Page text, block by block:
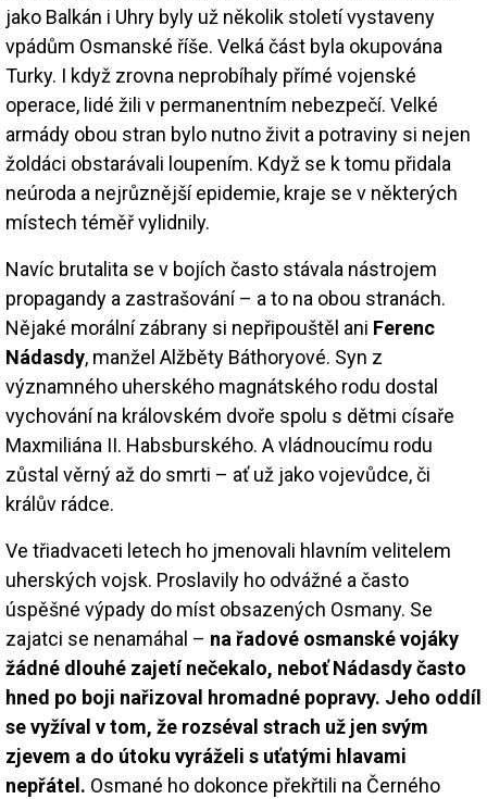
jako Balkán i Uhry byly už několik století vystaveny
vpádům Osmanské říše. Velká část byla okupována
Turky. I když zrovna neprobíhaly přímé vojenské
operace, lidé žili v permanentním nebezpečí. Velké
armády obou stran bylo nutno živit a potraviny si nejen
žoldáci obstarávali loupením. Když se k tomu přidala
neúroda a nejrůznější epidemie, kraje se v některých
místech téměř vylidnily.
Navíc brutalita se v bojích často stávala nástrojem
propagandy a zastrašování – a to na obou stranách.
Nějaké morální zábrany si nepřipouštěl ani Ferenc
Nádasdy, manžel Alžběty Báthoryové. Syn z
významného uherského magnátského rodu dostal
vychování na královském dvoře spolu s dětmi císaře
Maxmiliána II. Habsburského. A vládnoucímu rodu
zůstal věrný až do smrti – ať už jako vojevůdce, či
králův rádce.
Ve třiadvaceti letech ho jmenovali hlavním velitelem
uherských vojsk. Proslavily ho odvážné a často
úspěšné výpady do míst obsazených Osmany. Se
zajatci se nenamáhal – na řadové osmanské vojáky
žádné dlouhé zajetí nečekalo, neboť Nádasdy často
hned po boji nařizoval hromadné popravy. Jeho oddíl
se vyžíval v tom, že rozséval strach už jen svým
zjevem a do útoku vyráželi s uťatými hlavami
nepřátel. Osmané ho dokonce překřtili na Černého